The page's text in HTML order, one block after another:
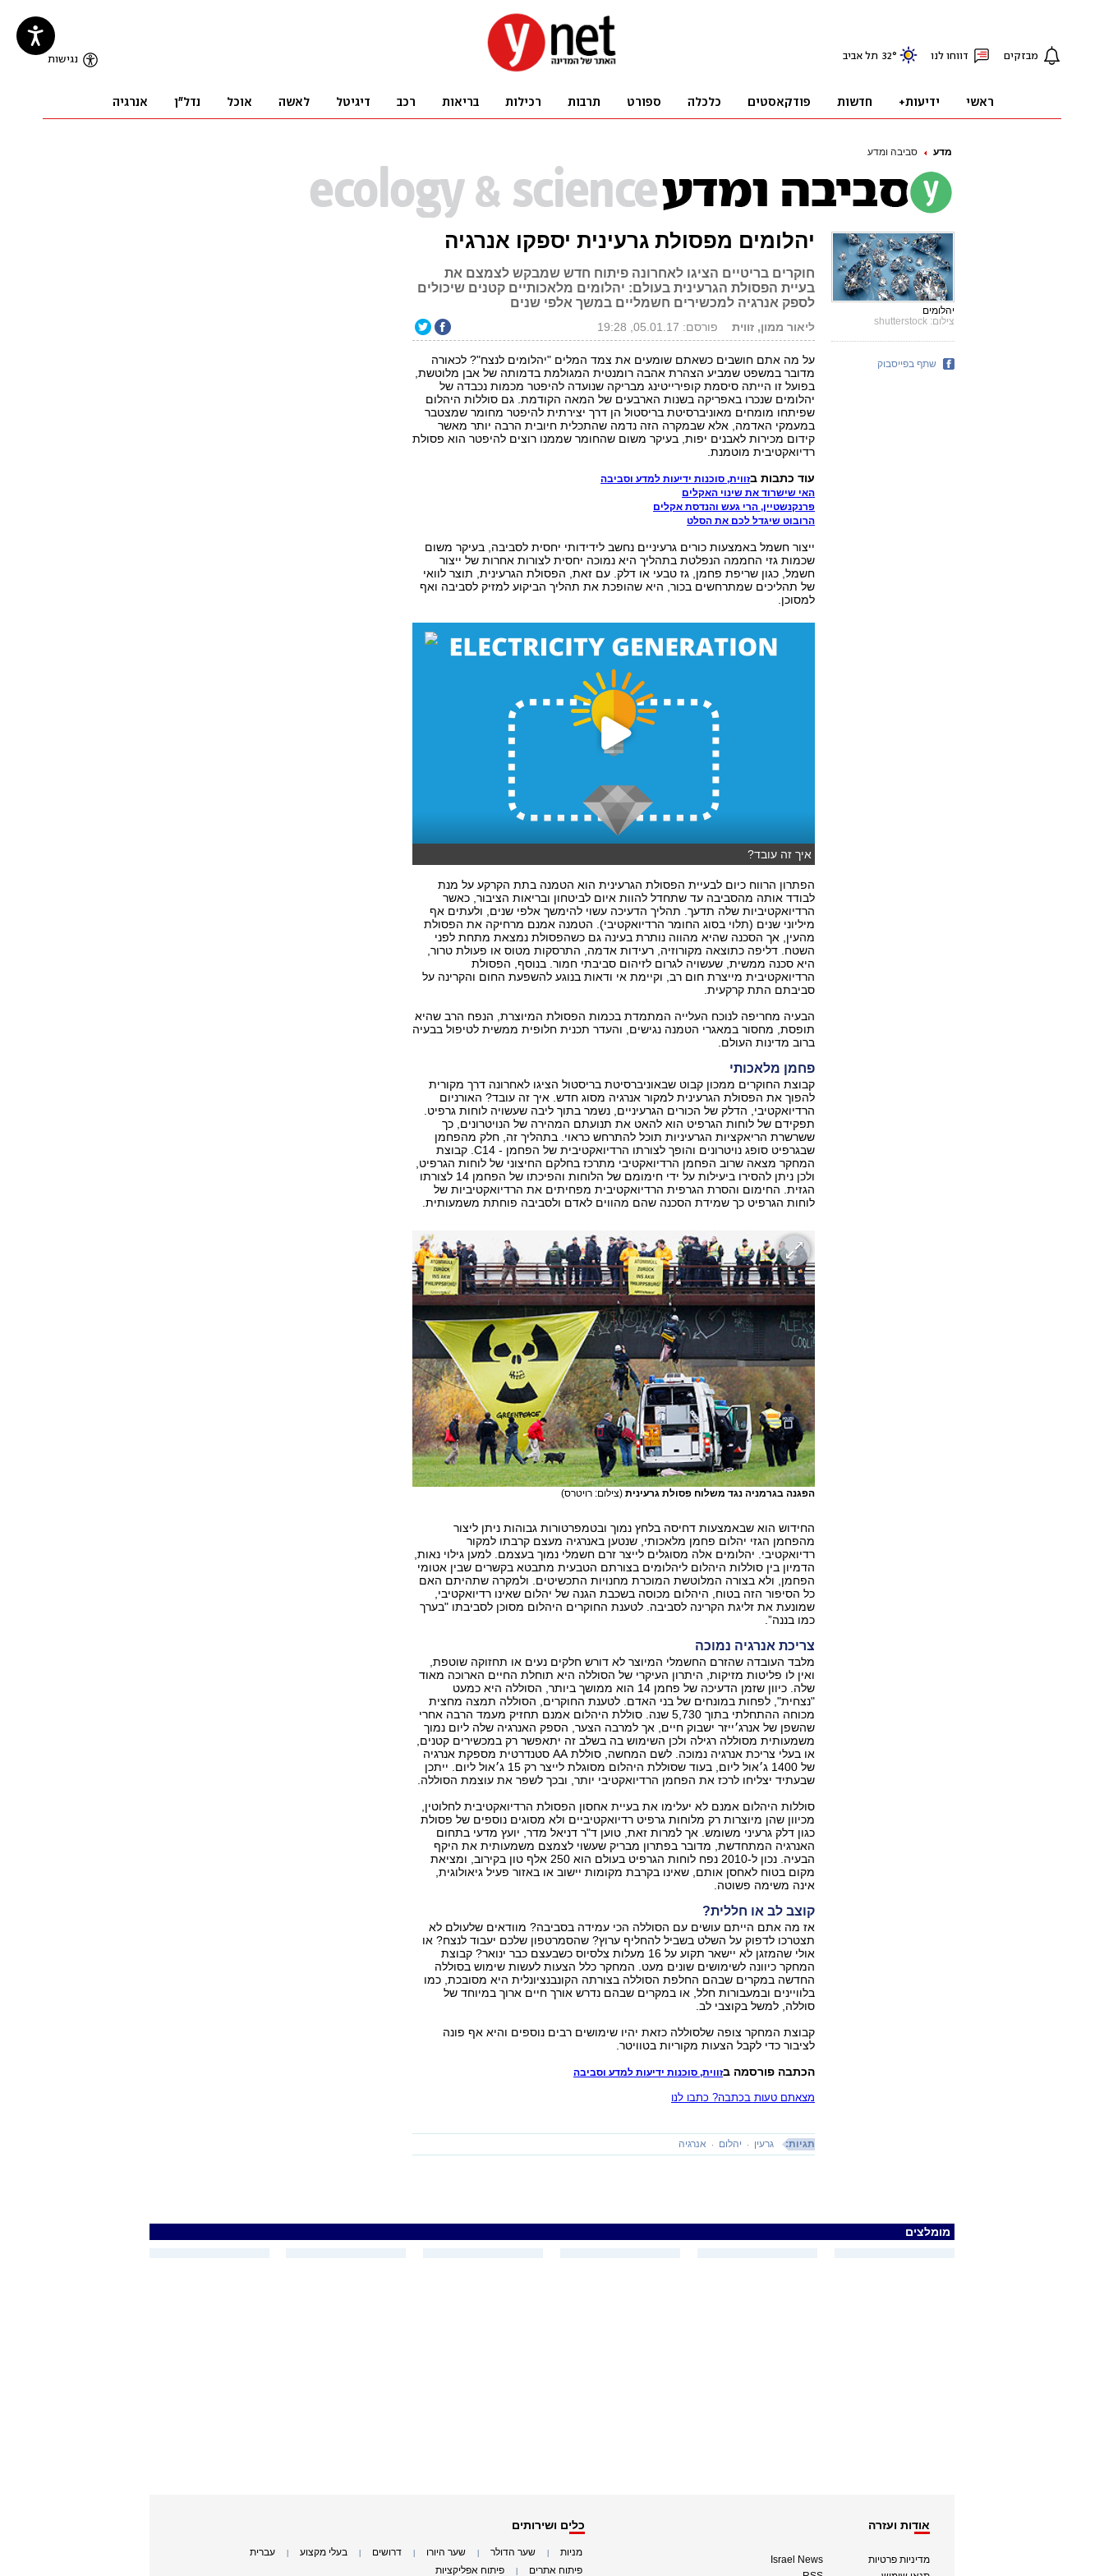
מדע סביבה ומדע
יהלומים מפסולת גרעינית יספקו אנרגיה
חוקרים בריטיים הציגו לאחרונה פיתוח חדש שמבקש לצמצם את
בעיית הפסולת הגרעינית בעולם: יהלומים מלאכותיים קטנים שיכולים
לספק אנרגיה למכשירים חשמליים במשך אלפי שנים
ליאור ממון, זווית פורסם: 05.01.17, 19:28
על מה אתם חושבים כשאתם שומעים את צמד המלים "יהלומים לנצח"? לכאורה
מדובר במשפט שמביע הצהרת אהבה רומנטית המגולמת בדמותה של אבן מלוטשת,
בפועל זו הייתה סיסמת קופירייטינג מבריקה שנועדה להיפטר מכמות נכבדה של
יהלומים שנכרו באפריקה בשנות הארבעים של המאה הקודמת. גם סוללות היהלום
שפיתחו מומחים מאוניברסיטת בריסטול הן דרך יצירתית להיפטר מחומר שמצטבר
במעמקי האדמה, אלא שבמקרה הזה נדמה שהתכלית חיובית הרבה יותר מאשר
קידום מכירות לאבנים יפות, בעיקר משום שהחומר שממנו רוצים להיפטר הוא פסולת
רדיואקטיבית מוטמנת.
עוד כתבות בזווית, סוכנות ידיעות למדע וסביבה
האי שישרוד את שינוי האקלים
פרנקנשטיין, הרי געש והנדסת אקלים
הרובוט שיגדל לכם את הסלט
ייצור חשמל באמצעות כורים גרעיניים נחשב לידידותי יחסית לסביבה, בעיקר משום
שכמות גזי החממה הנפלטת בתהליך היא נמוכה יחסית לצורות אחרות של ייצור
חשמל, כגון שריפת פחמן, גז טבעי או דלק. עם זאת, הפסולת הגרעינית, תוצר לוואי
של תהליכים שמתרחשים בכור, היא שהופכת את תהליך הביקוע למזיק לסביבה ואף
למסוכן.
איך זה עובד?
הפתרון הרווח כיום לבעיית הפסולת הגרעינית הוא הטמנה בתת הקרקע על מנת
לבודד אותה מהסביבה עד שתחדל להוות איום לביטחון ובריאות הציבור, כאשר
הרדיואקטיביות שלה תדעך. תהליך הדעיכה עשוי להימשך אלפי שנים, ולעתים אף
מיליוני שנים (תלוי בסוג החומר הרדיואקטיבי). הטמנה אמנם מרחיקה את הפסולת
מהעין, אך הסכנה שהיא מהווה נותרת בעינה גם כשהפסולת נמצאת מתחת לפני
השטח. דליפה כתוצאה מקורוזיה, רעידות אדמה, התרסקות מטוס או פעולת טרור,
היא סכנה ממשית, שעשויה לגרום לזיהום סביבתי חמור. בנוסף, הפסולת
הרדיואקטיבית מייצרת חום רב, וקיימת אי ודאות בנוגע להשפעת החום והקרינה על
סביבתם התת קרקעית.
הבעיה מחריפה לנוכח העלייה המתמדת בכמות הפסולת המיוצרת, הנפח הרב שהיא
תופסת, מחסור במאגרי הטמנה נגישים, והעדר תכנית חלופית ממשית לטיפול בבעיה
ברוב מדינות העולם.
פחמן מלאכותי
קבוצת החוקרים ממכון קבוט שבאוניברסיטת בריסטול הציגו לאחרונה דרך מקורית
להפוך את הפסולת הגרעינית למקור אנרגיה מסוג חדש. איך זה עובד? האורניום
הרדיואקטיבי, הדלק של הכורים הגרעיניים, נשמר בתוך ליבה שעשויה לוחות גרפיט.
תפקידם של לוחות הגרפיט הוא להאט את תנועתם המהירה של הנויטרונים, כך
ששרשרת הריאקציות הגרעיניות תוכל להתרחש כראוי. בתהליך זה, חלק מהפחמן
שבגרפיט סופג נויטרונים והופך לצורתו הרדיואקטיבית של הפחמן - C14. קבוצת
המחקר מצאה שרוב הפחמן הרדיואקטיבי מתרכז בחלקם החיצוני של לוחות הגרפיט,
ולכן ניתן להסירו ביעילות על ידי חימומם של הלוחות והפיכתו של הפחמן 14 לצורתו
הגזית. החימום והסרת הגרפית הרדיואקטיבית מפחיתים את הרדיואקטיביות של
לוחות הגרפיט כך שמידת הסכנה שהם מהווים לאדם ולסביבה פוחתת משמעותית.
הפגנה בגרמניה נגד משלוח פסולת גרעינית (צילום: רויטרס)
החידוש הוא שבאמצעות דחיסה בלחץ נמוך ובטמפרטורות גבוהות ניתן ליצור
מהפחמן הגזי יהלום פחמן מלאכותי, שנטען באנרגיה מעצם קרבתו למקור
רדיואקטיבי. יהלומים אלה מסוגלים לייצר זרם חשמלי נמוך בעצמם. למען גילוי נאות,
הדמיון בין סוללות היהלום ליהלומים בצורתם הטבעית מתבטא בקשרים שבין אטומי
הפחמן, ולא בצורה המלוטשת המוכרת מחנויות התכשיטים. ולמקרה שתהיתם האם
כל הסיפור הזה בטוח, היהלום מכוסה בשכבת הגנה של יהלום שאינו רדיואקטיבי,
שמונעת את זליגת הקרינה לסביבה. לטענת החוקרים היהלום מסוכן לסביבתו "בערך
כמו בננה”.
צריכת אנרגיה נמוכה
מלבד העובדה שהזרם החשמלי המיוצר לא דורש חלקים נעים או תחזוקה שוטפת,
ואין לו פליטות מזיקות, היתרון העיקרי של הסוללה היא תוחלת החיים הארוכה מאוד
שלה. כיוון שזמן הדעיכה של פחמן 14 הוא ממושך ביותר, הסוללה היא כמעט
"נצחית", לפחות במונחים של בני האדם. לטענת החוקרים, הסוללה תמצה מחצית
מכוחה ההתחלתי בתוך 5,730 שנה. סוללת היהלום אמנם תחזיק מעמד הרבה אחרי
שהשפן של אנרג׳ייזר ישבוק חיים, אך למרבה הצער, הספק האנרגיה שלה ליום נמוך
משמעותית מסוללה רגילה ולכן השימוש בה בשלב זה יתאפשר רק במכשירים קטנים,
או בעלי צריכת אנרגיה נמוכה. לשם המחשה, סוללת AA סטנדרטית מספקת אנרגיה
של 1400 ג׳אול ליום, בעוד שסוללת היהלום מסוגלת לייצר רק 15 ג׳אול ליום. ייתכן
שבעתיד יצליחו לרכז את הפחמן הרדיואקטיבי יותר, ובכך לשפר את עוצמת הסוללה.
סוללות היהלום אמנם לא יעלימו את בעיית אחסון הפסולת הרדיואקטיבית לחלוטין,
מכיוון שהן מיוצרות רק מלוחות גרפיט רדיואקטיביים ולא מסוגים נוספים של פסולת
כגון דלק גרעיני משומש. אך למרות זאת, טוען ד"ר דניאל מדר, יועץ מדעי בתחום
האנרגיה המתחדשת, מדובר בפתרון מבריק שעשוי לצמצם משמעותית את היקף
הבעיה. נכון ל-2010 נפח לוחות הגרפיט בעולם הוא 250 אלף טון בקירוב, ומציאת
מקום בטוח לאחסן אותם, שאינו בקרבת מקומות יישוב או באזור פעיל גיאולוגית,
אינה משימה פשוטה.
קוצב לב או חללית?
אז מה אתם הייתם עושים עם הסוללה הכי עמידה בסביבה? מוודאים שלעולם לא
תצטרכו לדפוק על השלט בשביל להחליף ערוץ? שהסמרטפון שלכם יעבוד לנצח? או
אולי שהמזגן לא יישאר תקוע על 16 מעלות צלסיוס כשבעצם כבר ינואר? קבוצת
המחקר כיוונה לשימושים שונים מעט. המחקר כלל הצעות לעשות שימוש בסוללה
החדשה במקרים שבהם החלפת הסוללה בצורתה הקונבנציונלית היא מסובכת, כמו
בלוויינים ובמעבורות חלל, או במקרים שבהם נדרש אורך חיים ארוך במיוחד של
סוללה, למשל בקוצבי לב.
קבוצת המחקר צופה שלסוללה כזאת יהיו שימושים רבים נוספים והיא אף פונה
לציבור כדי לקבל הצעות מקוריות בטוויטר.
הכתבה פורסמה בזווית, סוכנות ידיעות למדע וסביבה
מצאתם טעות בכתבה? כתבו לנו
תגיות: גרעין יהלום אנרגיה
יהלומים
צילום: shutterstock
שתף בפייסבוק
מומלצים
אודות ועזרה
מדיניות פרטיות
Israel News
כלים ושירותים
מניות שער הדולר שער היורו דרושים בעלי מקצוע עברית
פיתוח אתרים פיתוח אפליקציות